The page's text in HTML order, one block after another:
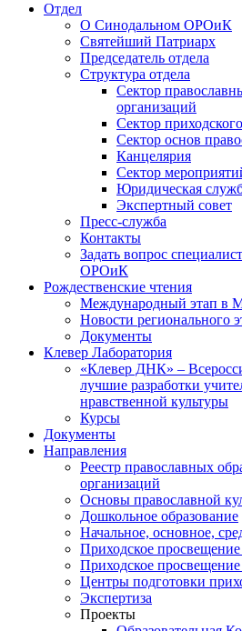
Отдел
О Синодальном ОРОиК
Святейший Патриарх
Председатель отдела
Структура отдела
Сектор
организаций
Сектор
Сектор основ
Канцелярия
Сектор
Юридическая
Экспертный совет
Пресс-служба
Контакты
Задать вопрос
ОРОиК
Рождественские чтения
Международный этап в
Новости регионального
Документы
Клевер Лаборатория
«Клевер ДНК» –
лучшие разработки
нравственной культуры
Курсы
Документы
Направления
Реестр православных
организаций
Основы православной
Дошкольное образование
Начальное, основное,
Приходское
Приходское просвещение
Центры подготовки
Экспертиза
Проекты